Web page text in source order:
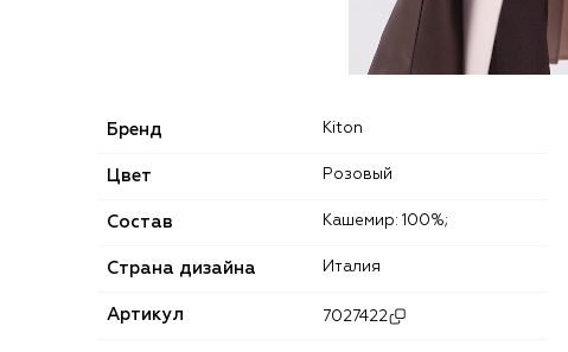
Бренд Kiton
Цвет Розовый
Состав Кашемир: 100%;
Страна дизайна Италия
Артикул 7027422